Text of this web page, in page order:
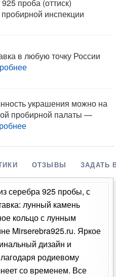
проба (оттиск)
инспекции
в любую точку России
украшения можно на
пробирной палаты —
ОТЗЫВЫ ЗАДАТЬ
серебра 925 пробы, с
лунный камень
кольцо с лунным
Mirserebra925.ru. Яркое
дизайн и
родиевому
со временем. Все